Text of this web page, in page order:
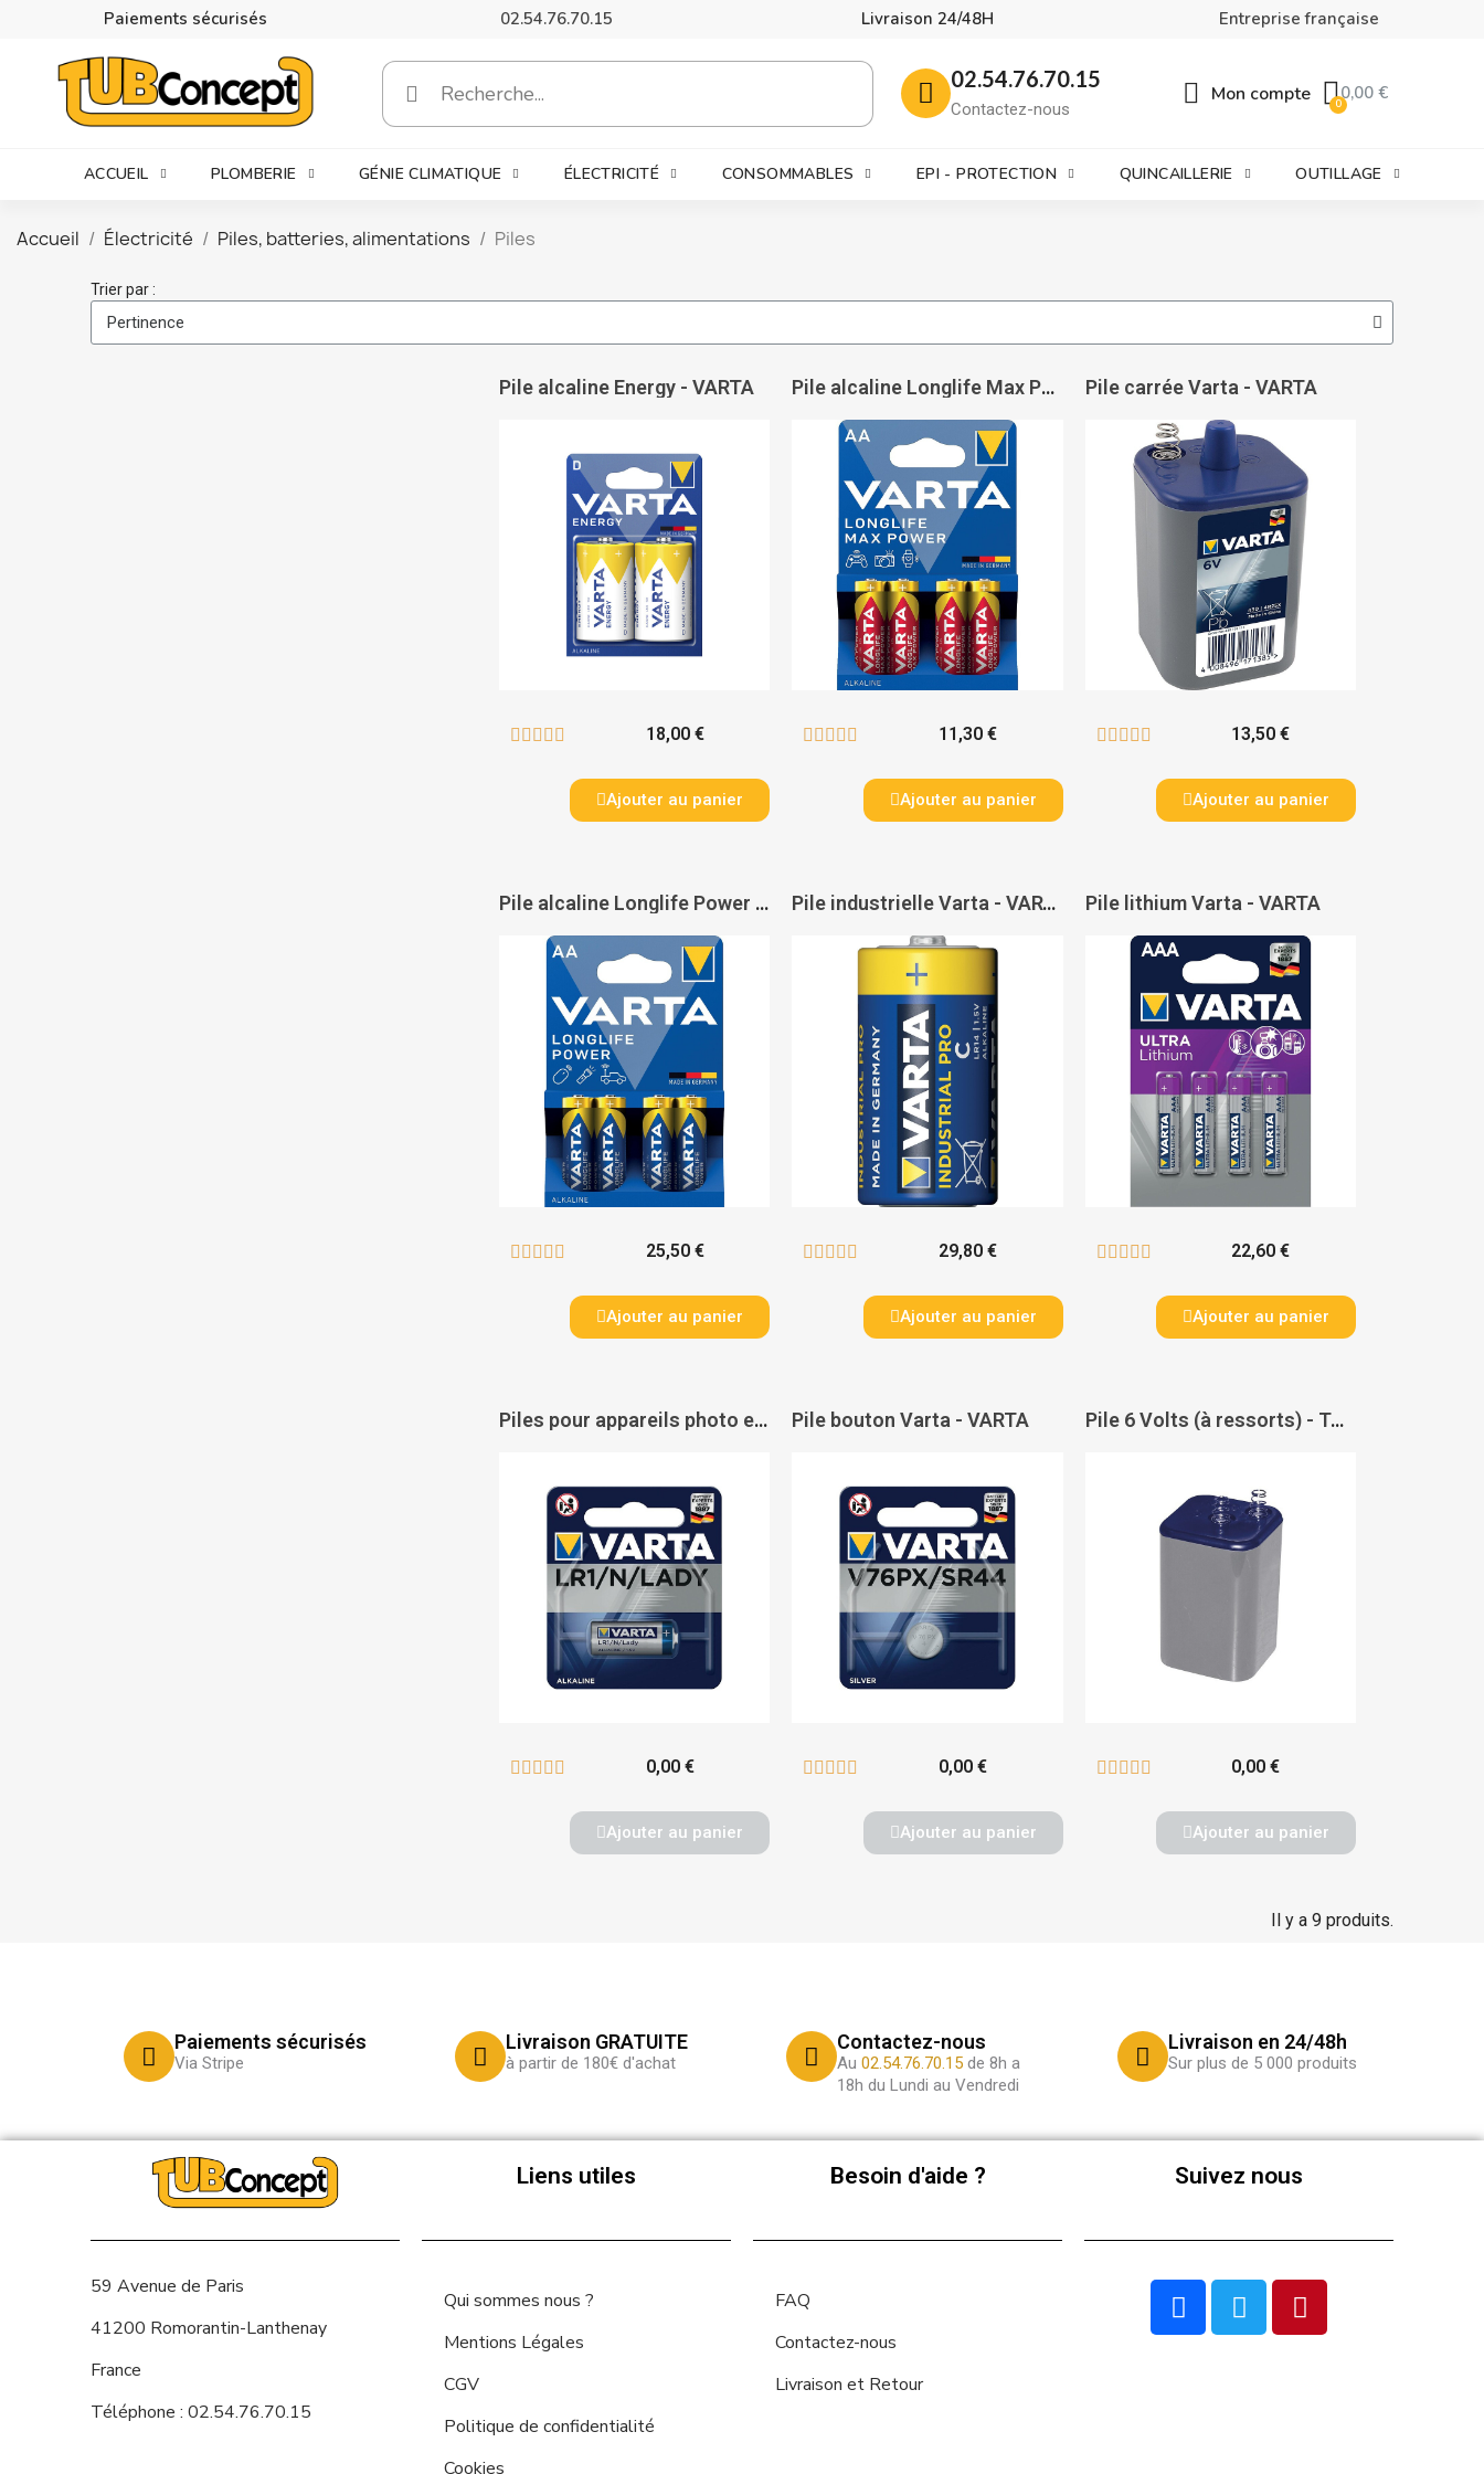
Paiements sécurisés 02.54.76.70.15 Livraison 24/48H Entreprise française
02.54.76.70.15
Contactez-nous
Mon compte 0,00 €
ACCUEIL PLOMBERIE GÉNIE CLIMATIQUE ÉLECTRICITÉ CONSOMMABLES EPI - PROTECTION QUINCAILLERIE OUTILLAGE
Accueil Électricité Piles, batteries, alimentations Piles
Trier par :
Pile alcaline Energy - VARTA
     18,00 €
Ajouter au panier
Pile alcaline Longlife Max Power - VARTA
     11,30 €
Ajouter au panier
Pile carrée Varta - VARTA
     13,50 €
Ajouter au panier
Pile alcaline Longlife Power Varta - VARTA
     25,50 €
Ajouter au panier
Pile industrielle Varta - VARTA
     29,80 €
Ajouter au panier
Pile lithium Varta - VARTA
     22,60 €
Ajouter au panier
Piles pour appareils photo et électroniques Varta - VARTA
     0,00 €
Ajouter au panier
Pile bouton Varta - VARTA
     0,00 €
Ajouter au panier
Pile 6 Volts (à ressorts) - TALIAPLAST
     0,00 €
Ajouter au panier
Il y a 9 produits.
Paiements sécurisés
Via Stripe
Livraison GRATUITE
à partir de 180€ d'achat
Contactez-nous
Au 02.54.76.70.15 de 8h a
18h du Lundi au Vendredi
Livraison en 24/48h
Sur plus de 5 000 produits
59 Avenue de Paris
41200 Romorantin-Lanthenay
France
Téléphone : 02.54.76.70.15
Liens utiles
Qui sommes nous ?
Mentions Légales
CGV
Politique de confidentialité
Cookies
Besoin d'aide ?
FAQ
Contactez-nous
Livraison et Retour
Suivez nous